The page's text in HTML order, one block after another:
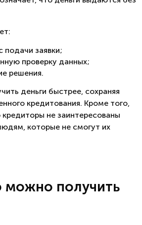
подачи заявки;
проверку данных;
решения.
деньги быстрее, сохраняя
кредитования. Кроме того,
не заинтересованы
которые не смогут их
можно получить